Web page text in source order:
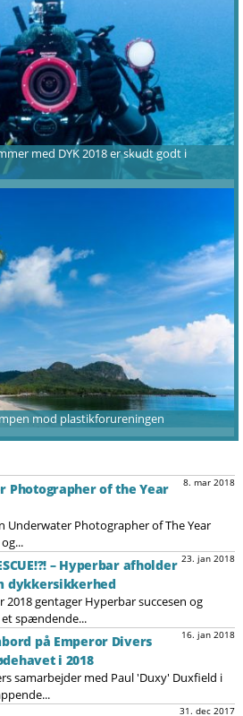
med DYK 2018 er skudt godt i
mod plastikforureningen
8. mar 2018
Photographer of the Year
Underwater Photographer of The Year
23. jan 2018
– Hyperbar afholder
dykkersikkerhed
2018 gentager Hyperbar succesen og
spændende...
16. jan 2018
på Emperor Divers
i 2018
samarbejder med Paul 'Duxy' Duxfield i
31. dec 2017